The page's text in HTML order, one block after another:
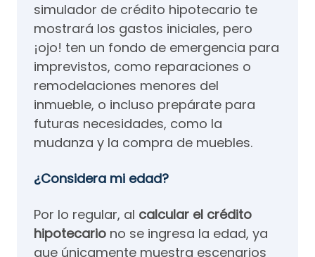
simulador de crédito hipotecario te
mostrará los gastos iniciales, pero
¡ojo! ten un fondo de emergencia para
imprevistos, como reparaciones o
remodelaciones menores del
inmueble, o incluso prepárate para
futuras necesidades, como la
mudanza y la compra de muebles.
¿Considera mi edad?
Por lo regular, al calcular el crédito
hipotecario no se ingresa la edad, ya
que únicamente muestra escenarios